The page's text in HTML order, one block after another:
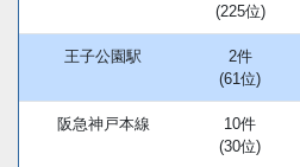
(225位)
王子公園駅
2件
(61位)
阪急神戸本線
10件
(30位)